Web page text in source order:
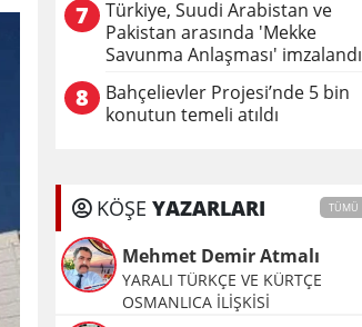
7
Türkiye, Suudi Arabistan ve
Pakistan arasında 'Mekke
Savunma Anlaşması' imzalandı
8
Bahçelievler Projesi’nde 5 bin
konutun temeli atıldı
KÖŞE YAZARLARI TÜMÜ
Mehmet Demir Atmalı
YARALI TÜRKÇE VE KÜRTÇE
OSMANLICA İLİŞKİSİ